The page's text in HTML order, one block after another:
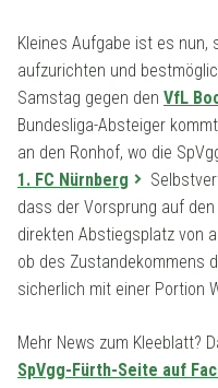
Kleines Aufgabe ist es nun,
aufzurichten und
Samstag gegen den VfL
Bundesliga-Absteiger
an den Ronhof, wo die
1. FC Nürnberg
dass der Vorsprung auf
direkten Abstiegsplatz von
ob des Zustandekommens
sicherlich mit einer Portion
Mehr News zum Kleeblatt?
SpVgg-Fürth-Seite auf